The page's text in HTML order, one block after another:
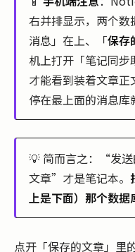
右并排显示，两个数
消息」在上、「保存
机上打开「笔记同步
才能看到装着文章
停在最上面的消息库
💡 简而言之：“发
文章”才是笔记本。
上是下面）那个数据
点开「保存的文章」里